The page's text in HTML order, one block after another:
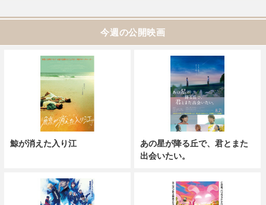
今週の公開映画
鯨が消えた入り江
あの星が降る丘で、君とまた
出会いたい。